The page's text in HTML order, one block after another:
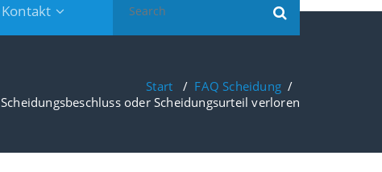
Kontakt
for:
Start / FAQ Scheidung /
Scheidungsbeschluss oder Scheidungsurteil verloren